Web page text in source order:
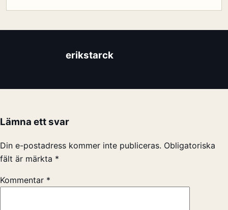
erikstarck
Lämna ett svar
Din e-postadress kommer inte publiceras. Obligatoriska
fält är märkta *
Kommentar *